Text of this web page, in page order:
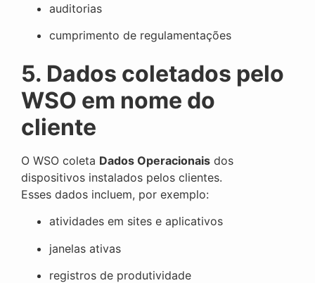
auditorias
cumprimento de regulamentações
5. Dados coletados pelo
WSO em nome do
cliente
O WSO coleta Dados Operacionais dos
dispositivos instalados pelos clientes.
Esses dados incluem, por exemplo:
atividades em sites e aplicativos
janelas ativas
registros de produtividade